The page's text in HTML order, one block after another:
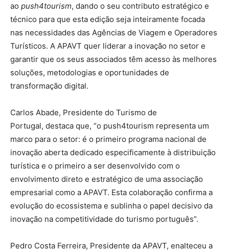
ao push4tourism, dando o seu contributo estratégico e
técnico para que esta edição seja inteiramente focada
nas necessidades das Agências de Viagem e Operadores
Turísticos. A APAVT quer liderar a inovação no setor e
garantir que os seus associados têm acesso às melhores
soluções, metodologias e oportunidades de
transformação digital.
Carlos Abade, Presidente do Turismo de
Portugal, destaca que, “o push4tourism representa um
marco para o setor: é o primeiro programa nacional de
inovação aberta dedicado especificamente à distribuição
turística e o primeiro a ser desenvolvido com o
envolvimento direto e estratégico de uma associação
empresarial como a APAVT. Esta colaboração confirma a
evolução do ecossistema e sublinha o papel decisivo da
inovação na competitividade do turismo português”.
Pedro Costa Ferreira, Presidente da APAVT, enalteceu a